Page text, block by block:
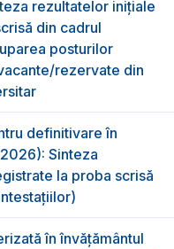
rezultatelor inițiale
din cadrul
posturilor
rezervate din
definitivare în
Sinteza
la proba scrisă
în învăţământul